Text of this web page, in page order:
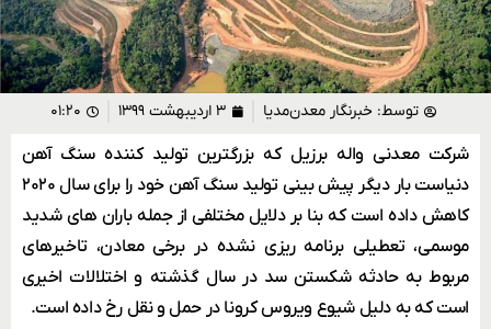
توسط: خبرنگار معدن‌مدیا ۳ اردیبهشت ۱۳۹۹ ۰۱:۲۰
شرکت معدنی واله برزیل که بزرگترین تولید کننده سنگ آهن
دنیاست بار دیگر پیش بینی تولید سنگ آهن خود را برای سال ۲۰۲۰
کاهش داده است که بنا بر دلایل مختلفی از جمله باران های شدید
موسمی، تعطیلی برنامه ریزی نشده در برخی معادن، تاخیرهای
مربوط به حادثه شکستن سد در سال گذشته و اختلالات اخیری
است که به دلیل شیوع ویروس کرونا در حمل و نقل رخ داده است.